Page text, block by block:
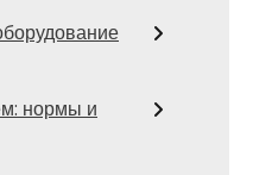
нормы и